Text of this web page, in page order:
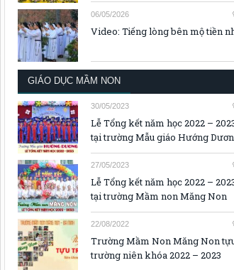
06/05/2026
Video: Tiếng lòng bên mộ tiền
GIÁO DỤC MẦM NON
30/05/2023
Lễ Tổng kết năm học 2022 –
tại trường Mẫu giáo Hướng
27/05/2023
Lễ Tổng kết năm học 2022 –
tại trường Mầm non Măng Non
22/08/2022
Trường Mầm Non Măng Non
trường niên khóa 2022 – 2023